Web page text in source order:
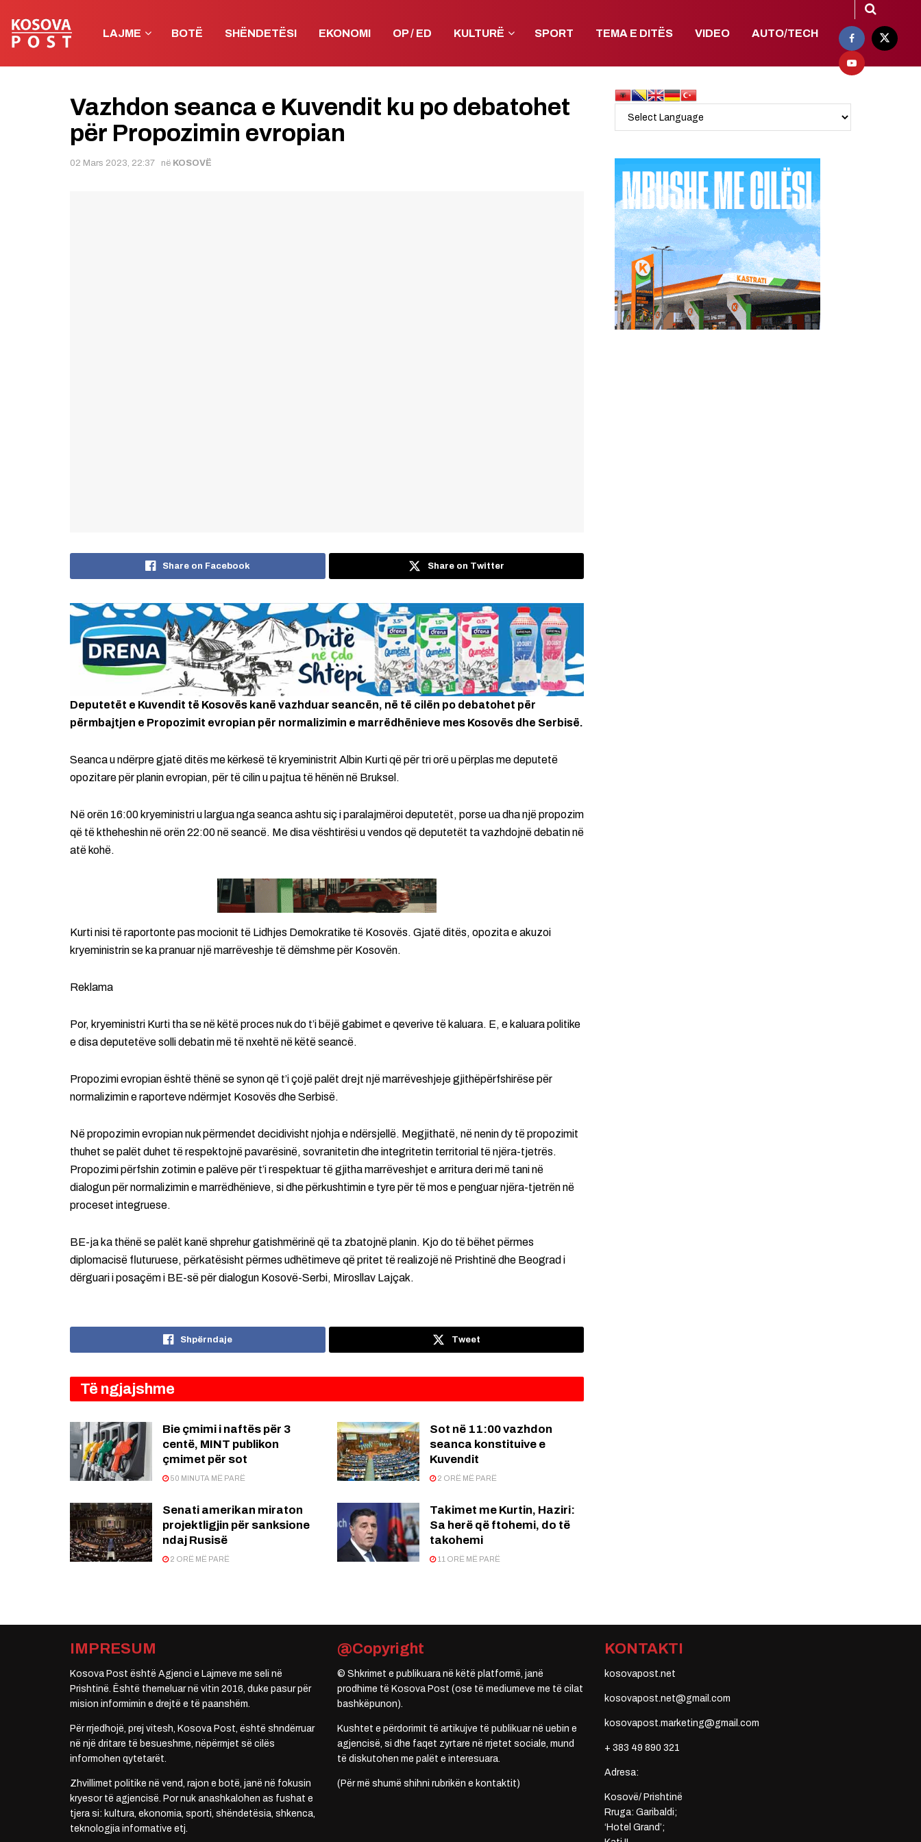
LAJME BOTË SHËNDETËSI EKONOMI OP / ED KULTURË SPORT TEMA E DITËS VIDEO AUTO/TECH
Vazhdon seanca e Kuvendit ku po debatohet
për Propozimin evropian
02 Mars 2023, 22:37 në KOSOVË
Share on Facebook Share on Twitter
Deputetët e Kuvendit të Kosovës kanë vazhduar seancën, në të cilën po debatohet për
përmbajtjen e Propozimit evropian për normalizimin e marrëdhënieve mes Kosovës dhe Serbisë.
Seanca u ndërpre gjatë ditës me kërkesë të kryeministrit Albin Kurti që për tri orë u përplas me deputetë
opozitare për planin evropian, për të cilin u pajtua të hënën në Bruksel.
Në orën 16:00 kryeministri u largua nga seanca ashtu siç i paralajmëroi deputetët, porse ua dha një propozim
që të ktheheshin në orën 22:00 në seancë. Me disa vështirësi u vendos që deputetët ta vazhdojnë debatin në
atë kohë.
Kurti nisi të raportonte pas mocionit të Lidhjes Demokratike të Kosovës. Gjatë ditës, opozita e akuzoi
kryeministrin se ka pranuar një marrëveshje të dëmshme për Kosovën.
Reklama
Por, kryeministri Kurti tha se në këtë proces nuk do t’i bëjë gabimet e qeverive të kaluara. E, e kaluara politike
e disa deputetëve solli debatin më të nxehtë në këtë seancë.
Propozimi evropian është thënë se synon që t’i çojë palët drejt një marrëveshjeje gjithëpërfshirëse për
normalizimin e raporteve ndërmjet Kosovës dhe Serbisë.
Në propozimin evropian nuk përmendet decidivisht njohja e ndërsjellë. Megjithatë, në nenin dy të propozimit
thuhet se palët duhet të respektojnë pavarësinë, sovranitetin dhe integritetin territorial të njëra-tjetrës.
Propozimi përfshin zotimin e palëve për t’i respektuar të gjitha marrëveshjet e arritura deri më tani në
dialogun për normalizimin e marrëdhënieve, si dhe përkushtimin e tyre për të mos e penguar njëra-tjetrën në
proceset integruese.
BE-ja ka thënë se palët kanë shprehur gatishmërinë që ta zbatojnë planin. Kjo do të bëhet përmes
diplomacisë fluturuese, përkatësisht përmes udhëtimeve që pritet të realizojë në Prishtinë dhe Beograd i
dërguari i posaçëm i BE-së për dialogun Kosovë-Serbi, Mirosllav Lajçak.
Shpërndaje Tweet
Të ngjajshme
Bie çmimi i naftës për 3
centë, MINT publikon
çmimet për sot
50 MINUTA MË PARË
Sot në 11:00 vazhdon
seanca konstituive e
Kuvendit
2 ORË MË PARË
Senati amerikan miraton
projektligjin për sanksione
ndaj Rusisë
2 ORË MË PARË
Takimet me Kurtin, Haziri:
Sa herë që ftohemi, do të
takohemi
11 ORË MË PARË
IMPRESUM
Kosova Post është Agjenci e Lajmeve me seli në
Prishtinë. Është themeluar në vitin 2016, duke pasur për
mision informimin e drejtë e të paanshëm.
Për rrjedhojë, prej vitesh, Kosova Post, është shndërruar
në një dritare të besueshme, nëpërmjet së cilës
informohen qytetarët.
Zhvillimet politike në vend, rajon e botë, janë në fokusin
kryesor të agjencisë. Por nuk anashkalohen as fushat e
tjera si: kultura, ekonomia, sporti, shëndetësia, shkenca,
teknologjia informative etj.
@Copyright
© Shkrimet e publikuara në këtë platformë, janë
prodhime të Kosova Post (ose të mediumeve me të cilat
bashkëpunon).
Kushtet e përdorimit të artikujve të publikuar në uebin e
agjencisë, si dhe faqet zyrtare në rrjetet sociale, mund
të diskutohen me palët e interesuara.
(Për më shumë shihni rubrikën e kontaktit)
KONTAKTI
kosovapost.net
kosovapost.net@gmail.com
kosovapost.marketing@gmail.com
+ 383 49 890 321
Adresa:
Kosovë/ Prishtinë
Rruga: Garibaldi;
‘Hotel Grand’;